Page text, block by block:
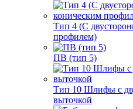
Тип 4 (С
профилем)
ПВ (тип 5)
Тип 10 Шлифы с
выточкой